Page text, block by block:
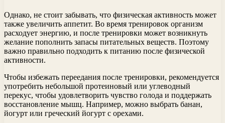
Однако, не стоит забывать, что физическая активность может
также увеличить аппетит. Во время тренировок организм
расходует энергию, и после тренировки может возникнуть
желание пополнить запасы питательных веществ. Поэтому
важно правильно подходить к питанию после физической
активности.
Чтобы избежать переедания после тренировки, рекомендуется
употребить небольшой протеиновый или углеводный
перекус, чтобы удовлетворить чувство голода и поддержать
восстановление мышц. Например, можно выбрать банан,
йогурт или греческий йогурт с орехами.